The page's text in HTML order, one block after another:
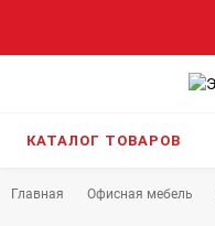
КАТАЛОГ ТОВАРОВ
Главная Офисная мебель